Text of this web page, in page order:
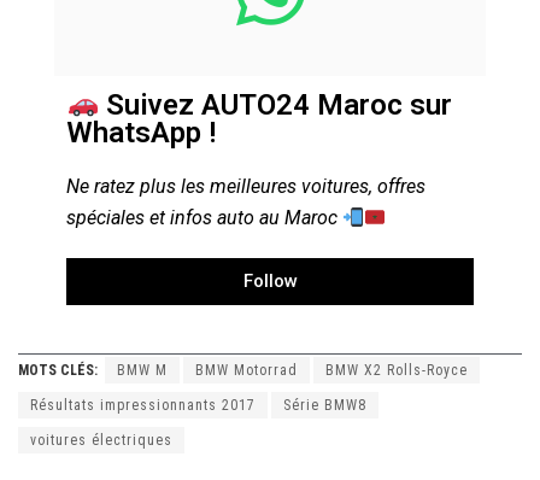
Suivez AUTO24 Maroc sur
WhatsApp !
Ne ratez plus les meilleures voitures, offres
spéciales et infos auto au Maroc
Follow
MOTS CLÉS: BMW M BMW Motorrad BMW X2 Rolls-Royce
Résultats impressionnants 2017 Série BMW8
voitures électriques